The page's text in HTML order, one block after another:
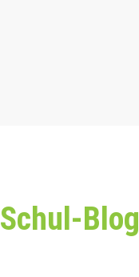
Schul-Blog